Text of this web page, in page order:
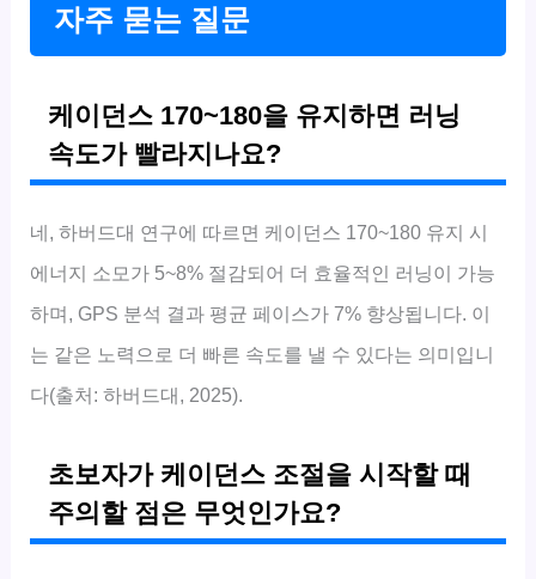
자주 묻는 질문
케이던스 170~180을 유지하면 러닝
속도가 빨라지나요?
네, 하버드대 연구에 따르면 케이던스 170~180 유지 시
에너지 소모가 5~8% 절감되어 더 효율적인 러닝이 가능
하며, GPS 분석 결과 평균 페이스가 7% 향상됩니다. 이
는 같은 노력으로 더 빠른 속도를 낼 수 있다는 의미입니
다(출처: 하버드대, 2025).
초보자가 케이던스 조절을 시작할 때
주의할 점은 무엇인가요?